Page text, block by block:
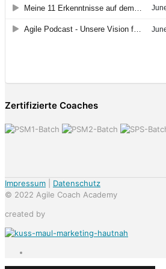
Zertifizierte Coaches
Impressum
Datenschutz
© 2022 Agile Coach Academy
created by